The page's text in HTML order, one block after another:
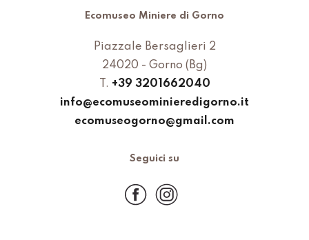
Ecomuseo Miniere di Gorno
Piazzale Bersaglieri 2
24020 - Gorno (Bg)
T. +39 3201662040
info@ecomuseominieredigorno.it
ecomuseogorno@gmail.com
Seguici su